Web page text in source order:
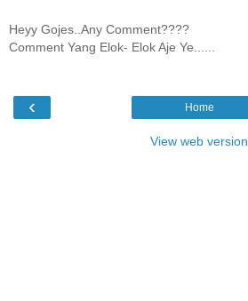
Heyy Gojes..Any Comment????
Comment Yang Elok- Elok Aje Ye......
‹ Home
View web version